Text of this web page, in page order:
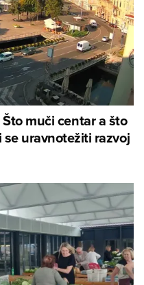
muči centar a što
uravnotežiti razvoj